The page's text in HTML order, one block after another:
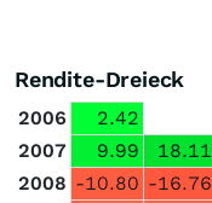
Rendite-Dreieck
2006
2.42
2007
9.99
18.11
2008 -10.80 -16.76